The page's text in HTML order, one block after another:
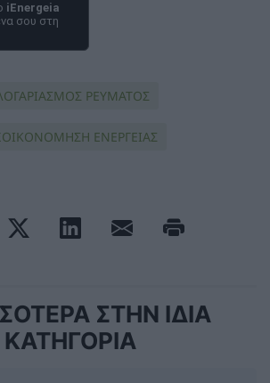
iEnergeia
σου στη
ΡΕΥΜΑΤΟΣ
ΕΝΕΡΓΕΙΑΣ
ΣΤΗΝ ΙΔΙΑ
ΚΑΤΗΓΟΡΙΑ